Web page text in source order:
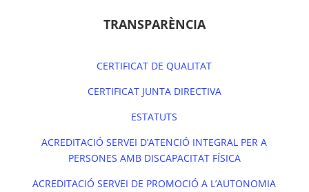
TRANSPARÈNCIA
CERTIFICAT DE QUALITAT
CERTIFICAT JUNTA DIRECTIVA
ESTATUTS
ACREDITACIÓ SERVEI D’ATENCIÓ INTEGRAL PER A
PERSONES AMB DISCAPACITAT FÍSICA
ACREDITACIÓ SERVEI DE PROMOCIÓ A L’AUTONOMIA